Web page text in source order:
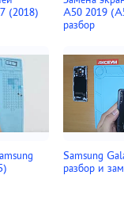
(2018)
A50 2019
разбор
Samsung
разбор и